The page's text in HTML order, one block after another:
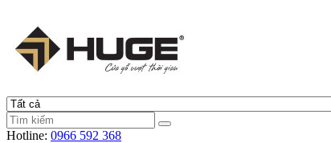
Hotline: 0966 592 368